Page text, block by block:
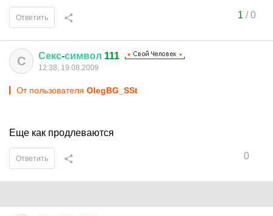
1 /0
Ответить
С Секс-символ 111
12:38, 19.08.2009
От пользователя OlegBG_SSt
Еще как продлеваются
0
Ответить